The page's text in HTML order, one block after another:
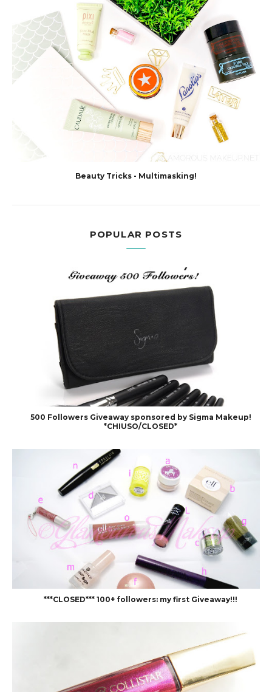
Beauty Tricks - Multimasking!
POPULAR POSTS
500 Followers Giveaway sponsored by Sigma Makeup!
*CHIUSO/CLOSED*
***CLOSED*** 100+ followers: my first Giveaway!!!